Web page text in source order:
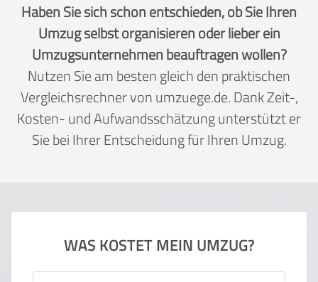
Haben Sie sich schon entschieden, ob Sie Ihren
Umzug selbst organisieren oder lieber ein
Umzugsunternehmen beauftragen wollen?
Nutzen Sie am besten gleich den praktischen
Vergleichsrechner von umzuege.de. Dank Zeit-,
Kosten- und Aufwandsschätzung unterstützt er
Sie bei Ihrer Entscheidung für Ihren Umzug.
WAS KOSTET MEIN UMZUG?